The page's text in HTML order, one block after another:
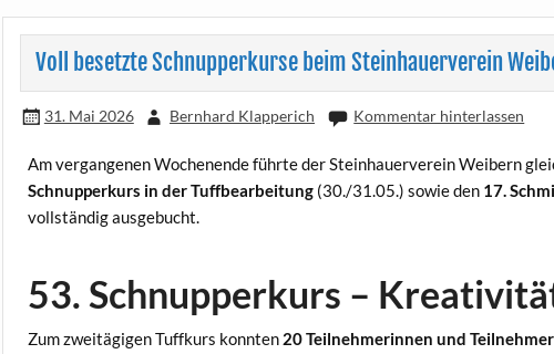
Voll besetzte Schnupperkurse beim Steinhauerverein
31. Mai 2026 Bernhard Klapperich Kommentar hinterlassen
Am vergangenen Wochenende führte der Steinhauerverein Weibern
Schnupperkurs in der Tuffbearbeitung (30./31.05.) sowie den 17.
vollständig ausgebucht.
53. Schnupperkurs –
Zum zweitägigen Tuffkurs konnten 20 Teilnehmerinnen und Teilnehmer